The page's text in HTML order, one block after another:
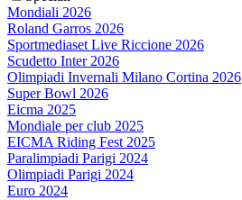
Mondiali 2026
Roland Garros 2026
Sportmediaset Live Riccione 2026
Scudetto Inter 2026
Olimpiadi Invernali Milano Cortina 2026
Super Bowl 2026
Eicma 2025
Mondiale per club 2025
EICMA Riding Fest 2025
Paralimpiadi Parigi 2024
Olimpiadi Parigi 2024
Euro 2024